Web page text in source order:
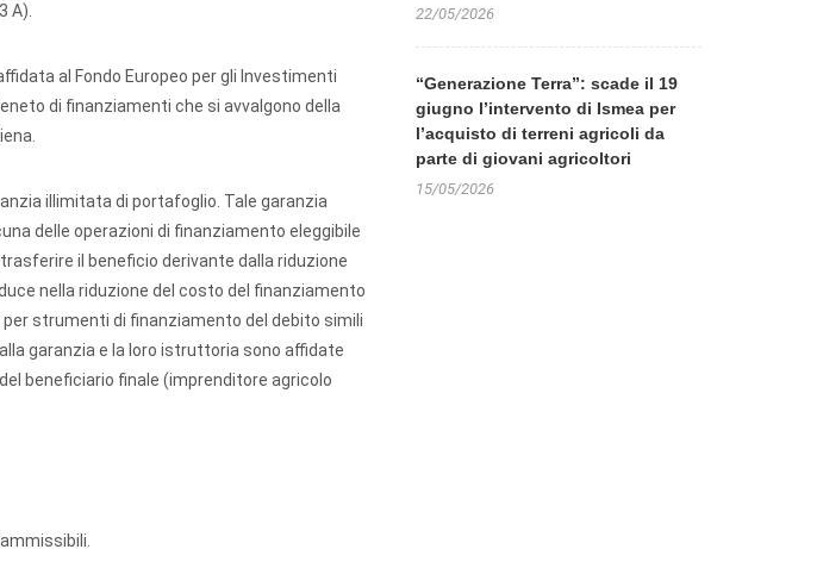
A).
al Fondo Europeo per gli Investimenti
di finanziamenti che si avvalgono della
illimitata di portafoglio. Tale garanzia
delle operazioni di finanziamento eleggibile
il beneficio derivante dalla riduzione
nella riduzione del costo del finanziamento
strumenti di finanziamento del debito simili
garanzia e la loro istruttoria sono affidate
beneficiario finale (imprenditore agricolo
22/05/2026
“Generazione Terra”: scade il 19
giugno l’intervento di Ismea per
l’acquisto di terreni agricoli da
parte di giovani agricoltori
15/05/2026